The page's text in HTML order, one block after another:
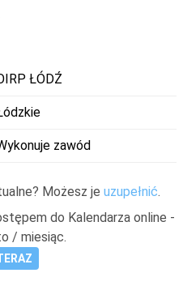
ŁÓDŹ
zawód
Możesz je uzupełnić.
do Kalendarza online -
/ miesiąc.